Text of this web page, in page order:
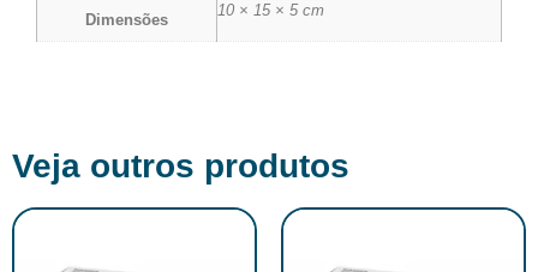
Dimensões
10 × 15 × 5 cm
Veja outros produtos